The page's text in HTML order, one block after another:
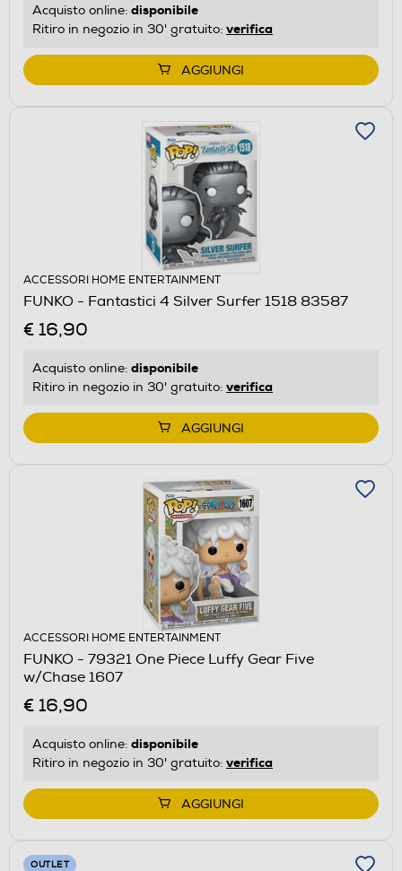
Acquisto online: disponibile
Ritiro in negozio in 30' gratuito: verifica
AGGIUNGI
ACCESSORI HOME ENTERTAINMENT
FUNKO - Fantastici 4 Silver Surfer 1518 83587
€ 16,90
Acquisto online: disponibile
Ritiro in negozio in 30' gratuito: verifica
AGGIUNGI
ACCESSORI HOME ENTERTAINMENT
FUNKO - 79321 One Piece Luffy Gear Five
w/Chase 1607
€ 16,90
Acquisto online: disponibile
Ritiro in negozio in 30' gratuito: verifica
AGGIUNGI
OUTLET